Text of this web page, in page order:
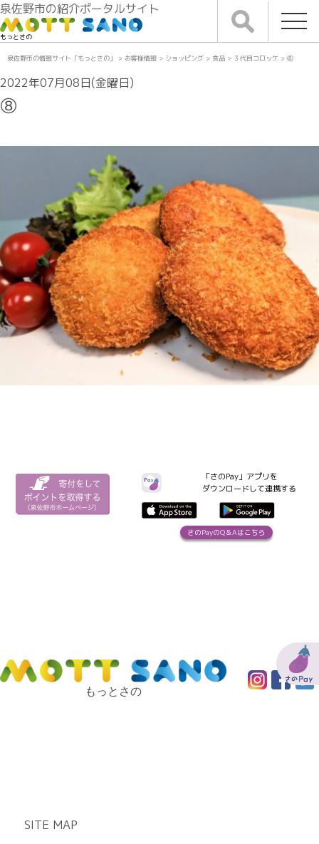
泉佐野市の紹介ポータルサイト
もっとさの
泉佐野市の情報サイト「もっとさの」 > お客様情報 > ショッピング > 食品 > ３代目コロッケ > ⑧
2022年07月08日(金曜日)
⑧
「さのPay」アプリを
ダウンロードして連携する
さのPayのQ＆Aはこちら
もっとさの
SITE MAP